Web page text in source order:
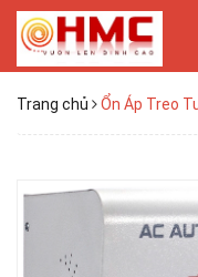
Trang chủ Ổn Áp Treo